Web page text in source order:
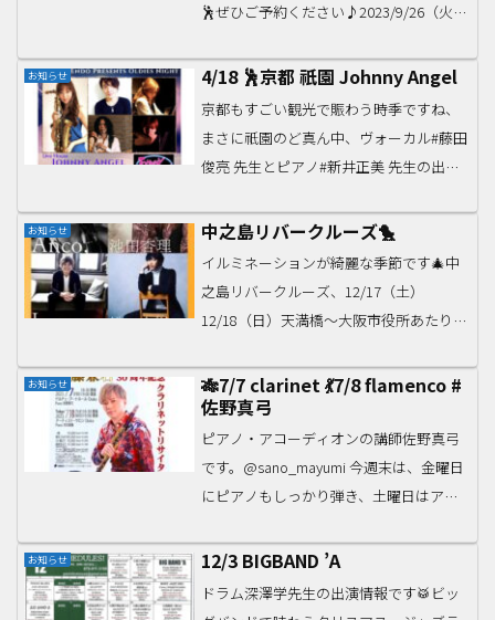
🕺ぜひご予約ください♪2023/9/26（火）
円Johnn...
お知らせ 4/18 🕺京都 祇園 Johnny Angel
京都もすごい観光で賑わう時季ですね、
まさに祇園のど真ん中、ヴォーカル#藤田
俊亮 先生とピアノ#新井正美 先生の出演
ーがいろいろ✨ぜひご来場ください
🙆‍♀️★Pops & Disco!!★京都 祇園 Joh...
お知らせ 中之島リバークルーズ🐤
イルミネーションが綺麗な季節です🎄中
之島リバークルーズ、12/17（土）
12/18（日）天満橋〜大阪市役所あたり大
ち、ヴォーカリストの演奏が聴けるかも
です🛳18:00〜/19:00〜それぞれ30分間...
お知らせ
🎋7/7 clarinet 💃7/8 flamenco #
佐野真弓
ピアノ・アコーディオンの講師佐野真弓
です。@sano_mayumi 今週末は、金曜日
にピアノもしっかり弾き、土曜日はアコ
ベントがあります。ぜひご来場ください
✨よろしくお願いいたします。🎋
7/7（金）19:...
お知らせ 12/3 BIGBAND ’A
ドラム深澤学先生の出演情報です🥁ビッ